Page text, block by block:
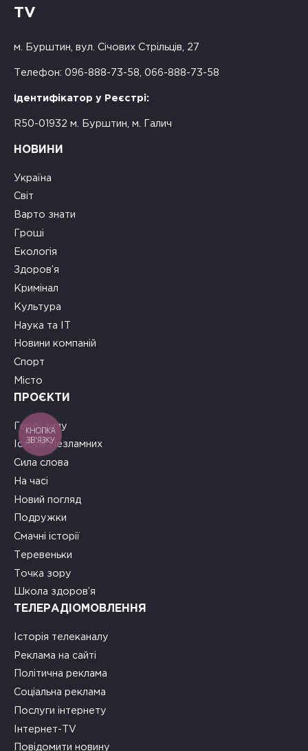
TV
м. Бурштин, вул. Січових Стрільців, 27
Телефон: 096-888-73-58, 066-888-73-58
Ідентифікатор у Реєстрі:
R50-01932 м. Бурштин, м. Галич
НОВИНИ
Україна
Світ
Варто знати
Гроші
Екологія
Здоров’я
Кримінал
Культура
Наука та ІТ
Новини компаній
Спорт
Місто
ПРОЄКТИ
Герої тилу
Історії Незламних
Сила слова
На часі
Новий погляд
Подружки
Смачні історії
Теревеньки
Точка зору
Школа здоров’я
ТЕЛЕРАДІОМОВЛЕННЯ
Історія телеканалу
Реклама на сайті
Політична реклама
Соціальна реклама
Послуги інтернету
Інтернет-TV
Повідомити новину
КНОПКА
ЗВ'ЯЗКУ